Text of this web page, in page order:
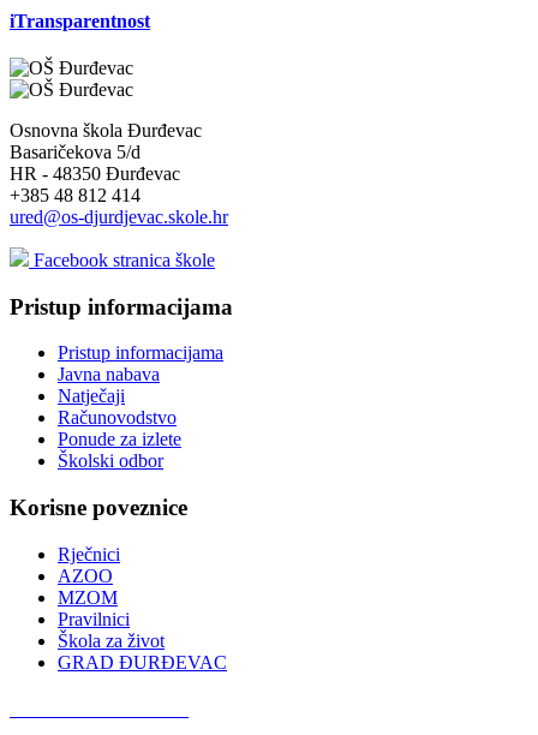
iTransparentnost
Osnovna škola Đurđevac
Basaričekova 5/d
HR - 48350 Đurđevac
+385 48 812 414
ured@os-djurdjevac.skole.hr
Facebook stranica škole
Pristup informacijama
Pristup informacijama
Javna nabava
Natječaji
Računovodstvo
Ponude za izlete
Školski odbor
Korisne poveznice
Rječnici
AZOO
MZOM
Pravilnici
Škola za život
GRAD ĐURĐEVAC